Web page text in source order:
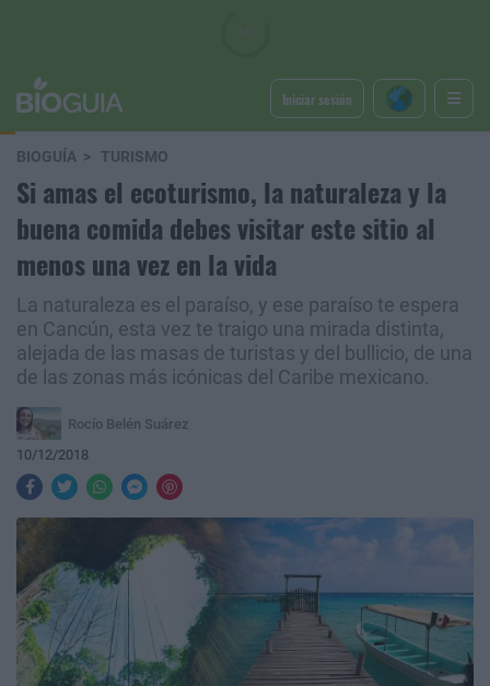
Iniciar sesión
BIOGUÍA TURISMO
Si amas el ecoturismo, la naturaleza y la
buena comida debes visitar este sitio al
menos una vez en la vida
La naturaleza es el paraíso, y ese paraíso te espera
en Cancún, esta vez te traigo una mirada distinta,
alejada de las masas de turistas y del bullicio, de una
de las zonas más icónicas del Caribe mexicano.
Rocío Belén Suárez
10/12/2018